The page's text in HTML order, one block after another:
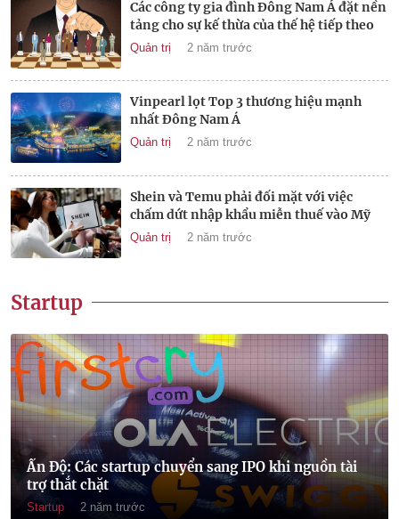
Các công ty gia đình Đông Nam Á đặt nền
tảng cho sự kế thừa của thế hệ tiếp theo
Quản trị 2 năm trước
Vinpearl lọt Top 3 thương hiệu mạnh
nhất Đông Nam Á
Quản trị 2 năm trước
Shein và Temu phải đối mặt với việc
chấm dứt nhập khẩu miễn thuế vào Mỹ
Quản trị 2 năm trước
Startup
Ấn Độ: Các startup chuyển sang IPO khi nguồn tài
trợ thắt chặt
Startup 2 năm trước